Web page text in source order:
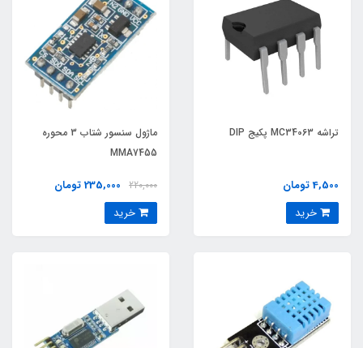
تراشه MC34063 پکیج DIP
4,500 تومان
ماژول سنسور شتاب 3 محوره
MMA7455
220,000 235,000 تومان